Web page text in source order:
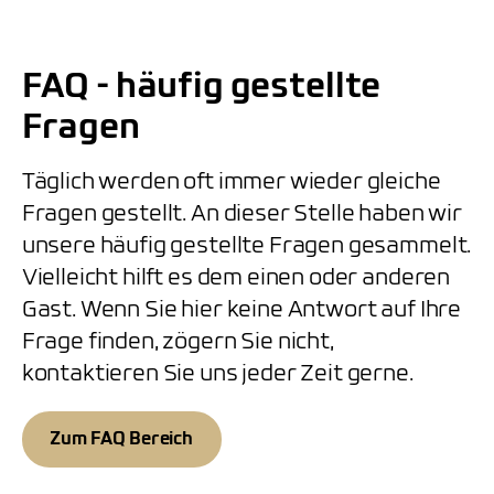
FAQ - häufig gestellte
Fragen
Täglich werden oft immer wieder gleiche
Fragen gestellt. An dieser Stelle haben wir
unsere häufig gestellte Fragen gesammelt.
Vielleicht hilft es dem einen oder anderen
Gast. Wenn Sie hier keine Antwort auf Ihre
Frage finden, zögern Sie nicht,
kontaktieren Sie uns jeder Zeit gerne.
Zum FAQ Bereich